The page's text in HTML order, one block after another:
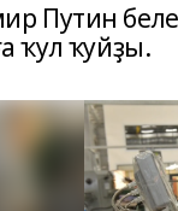
Путин
ҡул ҡуйҙы.